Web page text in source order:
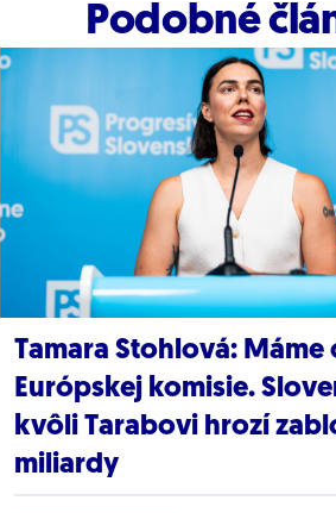
Podobné
Tamara Stohlová:
Európskej komisie.
kvôli Tarabovi hrozí
miliardy